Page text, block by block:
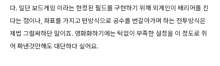
다. 일단 보드게임 이라는 한정된 필드를 구현하기 위해 외계인이 배리어를 친
다는 점이나, 좌표를 가지고 턴방식으로 공수를 번갈아가며 하는 전투방식은
제법 그럴싸하단 말이죠. 영화화하기에는 턱없이 부족한 설정을 이 정도로 쥐
어 짜낸것만해도 대단하다 싶어요.